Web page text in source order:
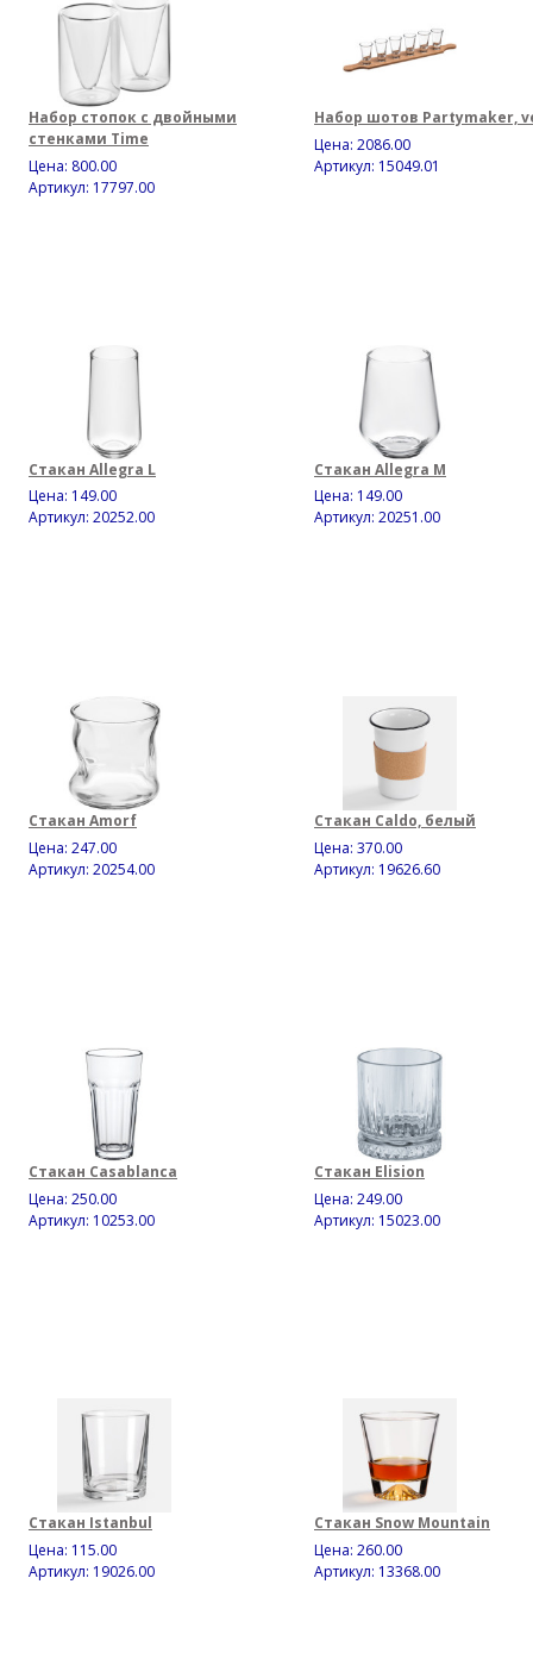
Набор стопок с двойными
стенками Time
Цена: 800.00
Артикул: 17797.00
Набор шотов Partymaker,
Цена: 2086.00
Артикул: 15049.01
Стакан Allegra L
Цена: 149.00
Артикул: 20252.00
Стакан Allegra M
Цена: 149.00
Артикул: 20251.00
Стакан Amorf
Цена: 247.00
Артикул: 20254.00
Стакан Caldo, белый
Цена: 370.00
Артикул: 19626.60
Стакан Casablanca
Цена: 250.00
Артикул: 10253.00
Стакан Elision
Цена: 249.00
Артикул: 15023.00
Стакан Istanbul
Цена: 115.00
Артикул: 19026.00
Стакан Snow Mountain
Цена: 260.00
Артикул: 13368.00